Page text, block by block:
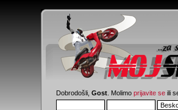
Dobrodošli,Gost . Molimoprijavite se ili